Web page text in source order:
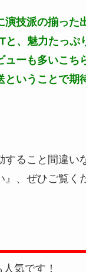
技派の揃った
と、魅力たっぷ
ューも多いこち
いうことで期
すること間違い
』、ぜひご覧く
気です！